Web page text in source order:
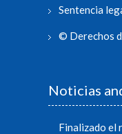
Sentencia
© Derechos
Noticias
Finalizado el